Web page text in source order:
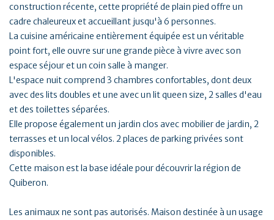
construction récente, cette propriété de plain pied offre un
cadre chaleureux et accueillant jusqu'à 6 personnes.
La cuisine américaine entièrement équipée est un véritable
point fort, elle ouvre sur une grande pièce à vivre avec son
espace séjour et un coin salle à manger.
L'espace nuit comprend 3 chambres confortables, dont deux
avec des lits doubles et une avec un lit queen size, 2 salles d'eau
et des toilettes séparées.
Elle propose également un jardin clos avec mobilier de jardin, 2
terrasses et un local vélos. 2 places de parking privées sont
disponibles.
Cette maison est la base idéale pour découvrir la région de
Quiberon.
Les animaux ne sont pas autorisés. Maison destinée à un usage